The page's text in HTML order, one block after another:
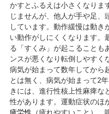
かすとふるえは小さくなりま
じませんが、他人が手や足、
しています。動作緩慢は動き
い動作がしにくくなります。
る「すくみ」が起こることも
ンスが悪くなり転倒しやすく
病気が始まって数年してから
とは無く、病気が始まって2
きには、進行性核上性麻痺な
性があります。運動症状のほ